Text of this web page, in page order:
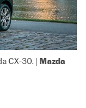
CX-30. | Mazda